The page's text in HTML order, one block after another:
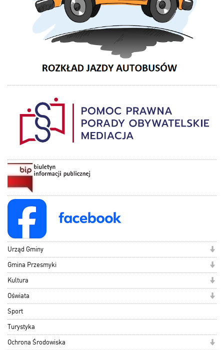
Urząd Gminy
Gmina Przesmyki
Kultura
Oświata
Sport
Turystyka
Ochrona Środowiska